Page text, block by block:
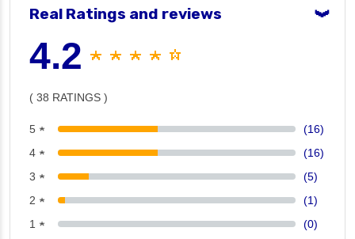
Real Ratings and reviews ❯
4.2 ★ ★ ★ ★ ☆
( 38 RATINGS )
5 ★
(16)
4 ★
(16)
3 ★
(5)
2 ★
(1)
1 ★
(0)